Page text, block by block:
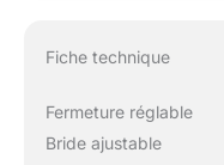
Fiche technique
Fermeture réglable
Bride ajustable